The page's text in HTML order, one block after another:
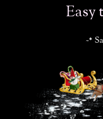
Easy
~*